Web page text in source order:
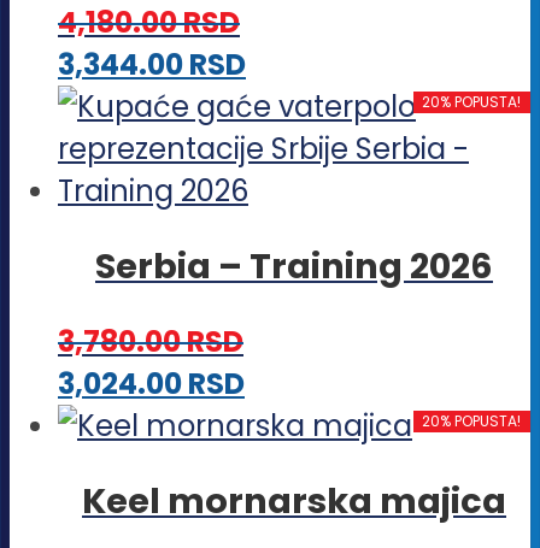
biti
izabrane
na
stranici
proizvoda.
4,180.00RSD
3,344.00RSDOvaj
proizvod
ima
više
Opcije
na
stranici
proizvoda.
20% POPUSTA!
Serbia – Training 2026
3,780.00RSD
3,024.00RSDOvaj
proizvod
više
20% POPUSTA!
Keel mornarska majica